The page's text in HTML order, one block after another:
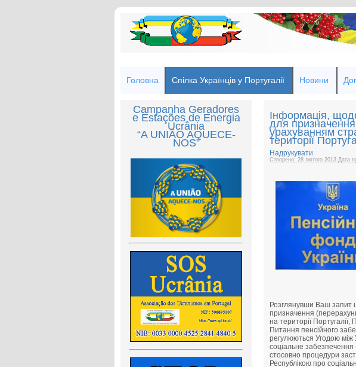
Головна Спілка Українців у Португалії Новини
Campanha Geradores
e Estações de Energia
Ucrânia
“A UNIÃO AQUECE-
NOS”
Інформація,
для призначення
урахуванням
території
Надрукувати
Створено: 28 лютого 2013 Дата
Розглянувши Ваш запит
призначення
на території
Питання пенсійного
регулюються Угодою між
соціальне
стосовно процедури
Республікою про